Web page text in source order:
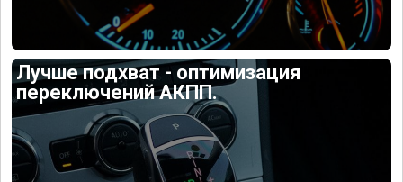
Лучше подхват - оптимизация
переключений АКПП.